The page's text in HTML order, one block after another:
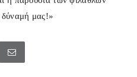
δύναμή μας!»